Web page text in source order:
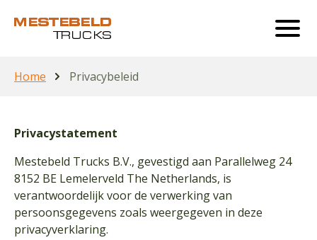
Home Privacybeleid
Privacystatement
Mestebeld Trucks B.V., gevestigd aan Parallelweg 24
8152 BE Lemelerveld The Netherlands, is
verantwoordelijk voor de verwerking van
persoonsgegevens zoals weergegeven in deze
privacyverklaring.